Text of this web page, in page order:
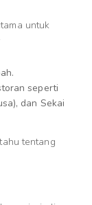
untuk
seperti
dan Sekai
tentang